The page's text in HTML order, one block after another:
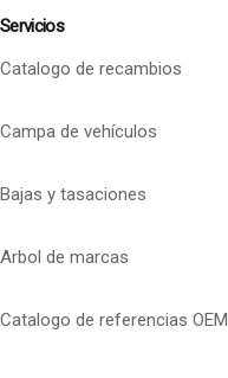
Servicios
Catalogo de recambios
Campa de vehículos
Bajas y tasaciones
Arbol de marcas
Catalogo de referencias OEM